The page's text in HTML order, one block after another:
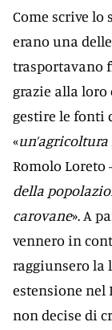
Come scrive lo
erano una
trasportavano
grazie alla loro
gestire le fonti
«
Romolo Loreto
della
carovane». A
vennero in
raggiunsero la
estensione nel
non decise di